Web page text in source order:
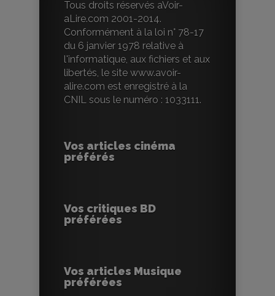
Tous droits réservés aVoir-
aLire.com 2001-2014.
Conformément à la loi n° 78-17
du 6 janvier 1978 relative à
l'informatique, aux fichiers et aux
libertés, le site www.avoir-
alire.com est enregistré à la
CNIL sous le numéro : 1033111.
Vos articles cinéma
préférés
Vos critiques BD
préférées
Vos articles Musique
préférées